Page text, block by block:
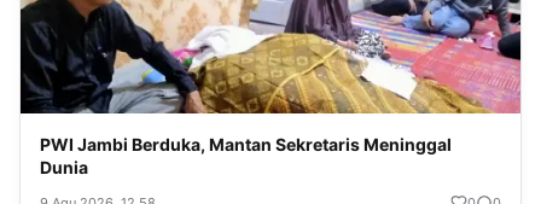
PWI Jambi Berduka, Mantan Sekretaris Meninggal
Dunia